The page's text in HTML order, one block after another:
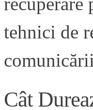
tehnici de
Cât